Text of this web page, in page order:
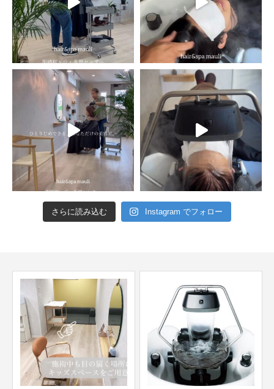
さらに読み込む Instagram でフォロー